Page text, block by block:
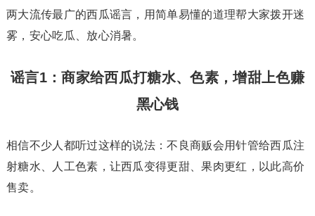
两大流传最广的西瓜谣言，用简单易懂的道理帮大家拨开迷
雾，安心吃瓜、放心消暑。
谣言1：商家给西瓜打糖水、色素，增甜上色赚
黑心钱
相信不少人都听过这样的说法：不良商贩会用针管给西瓜注
射糖水、人工色素，让西瓜变得更甜、果肉更红，以此高价
售卖。